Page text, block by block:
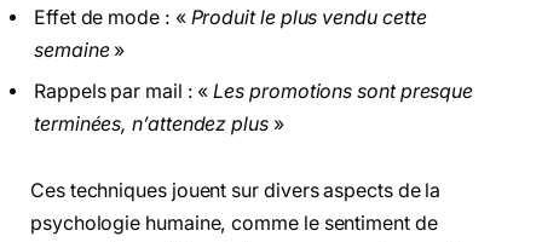
Effet de mode : « Produit le plus vendu cette
semaine»
Rappels par mail : « Les promotions sont presque
terminées, n’attendez plus »
Ces techniques jouent sur divers aspects de la
psychologie humaine, comme le sentiment de